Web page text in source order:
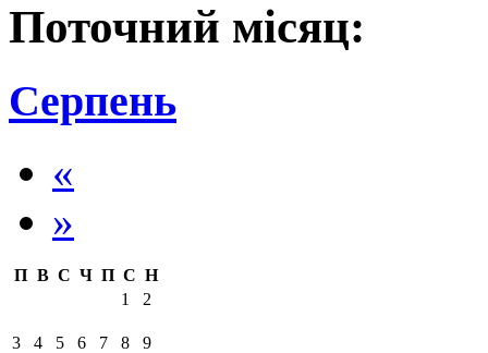
Поточний місяц:
Серпень
«
»
П В С Ч П С Н
1
2
3 4 5 6 7 8 9